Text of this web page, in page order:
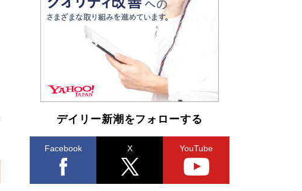
Book Bang
友近氏、絶賛！ 鎌倉を舞台に、孤独を抱えた
人々が新たな一歩を踏み出す連作短篇集『海のほ
とりのプラネット』試し読み
Book Bang
デイリー新潮をフォローする
Facebook X YouTube